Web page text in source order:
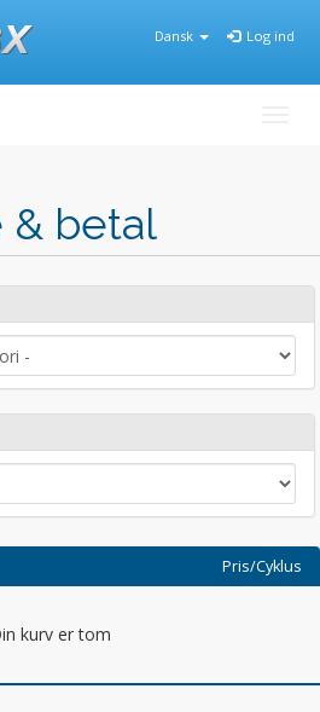
Dansk Log ind
& betal
Pris/Cyklus
kurv er tom